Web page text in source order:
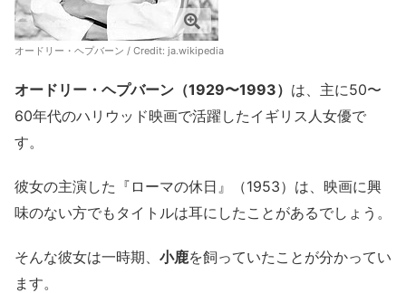
オードリー・ヘプバーン / Credit: ja.wikipedia
オードリー・ヘプバーン（1929〜1993） は、主に50〜
60年代のハリウッド映画で活躍したイギリス人女優で
す。
彼女の主演した『ローマの休日』（1953）は、映画に興
味のない方でもタイトルは耳にしたことがあるでしょう。
そんな彼女は一時期、 小鹿を飼っていたことが分かってい
ます。